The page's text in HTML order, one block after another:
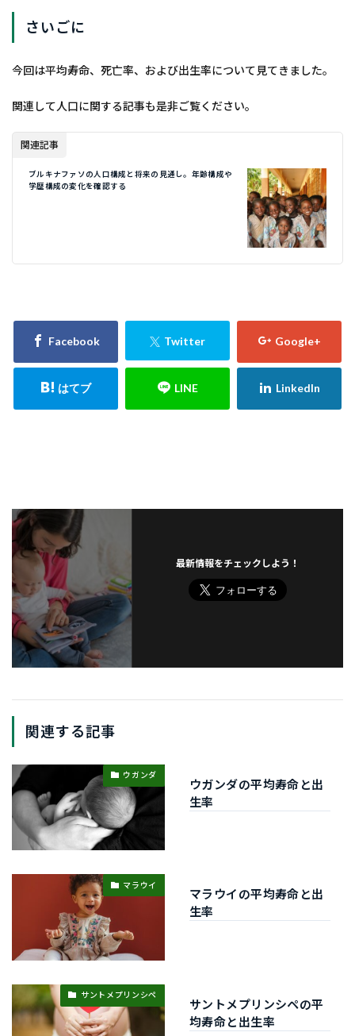
さいごに
今回は平均寿命、死亡率、および出生率について見てきました。
関連して人口に関する記事も是非ご覧ください。
関連記事
ブルキナファソの人口構成と将来の見通し。年齢構成や
学歴構成の変化を確認する
最新情報をチェックしよう！
関連する記事
ウガンダ
ウガンダの平均寿命と出
生率
マラウイ
マラウイの平均寿命と出
生率
サントメプリンシペ
サントメプリンシペの平
均寿命と出生率